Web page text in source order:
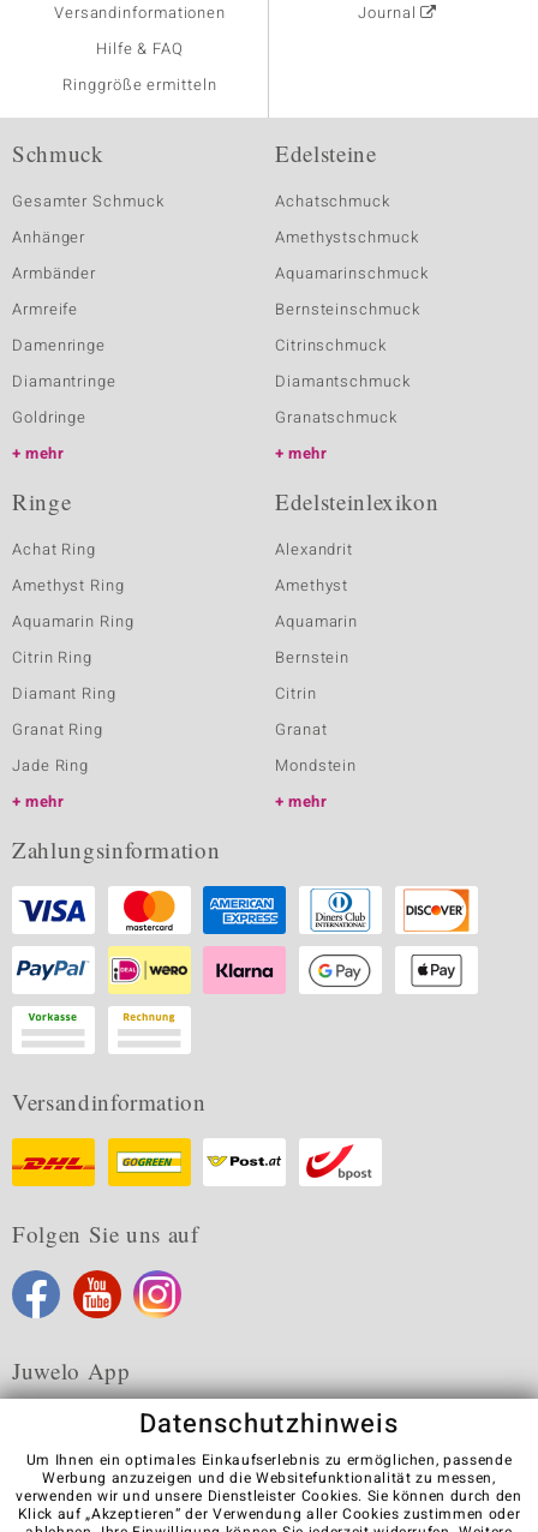
Versandinformationen
Hilfe & FAQ
Ringgröße ermitteln
Journal
Schmuck
Gesamter Schmuck
Anhänger
Armbänder
Armreife
Damenringe
Diamantringe
Goldringe
mehr
Edelsteine
Achatschmuck
Amethystschmuck
Aquamarinschmuck
Bernsteinschmuck
Citrinschmuck
Diamantschmuck
Granatschmuck
mehr
Ringe
Achat Ring
Amethyst Ring
Aquamarin Ring
Citrin Ring
Diamant Ring
Granat Ring
Jade Ring
mehr
Edelsteinlexikon
Alexandrit
Amethyst
Aquamarin
Bernstein
Citrin
Granat
Mondstein
mehr
Zahlungsinformation
Versandinformation
Folgen Sie uns auf
Juwelo App
Karriere AGB Datenschutz Cookies
Impressum
Kontakt
Vertrag widerrufen
Datenschutzhinweis
Um Ihnen ein optimales Einkaufserlebnis zu ermöglichen, passende
Werbung anzuzeigen und die Websitefunktionalität zu messen,
verwenden wir und unsere Dienstleister Cookies. Sie können durch den
Klick auf „Akzeptieren“ der Verwendung aller Cookies zustimmen oder